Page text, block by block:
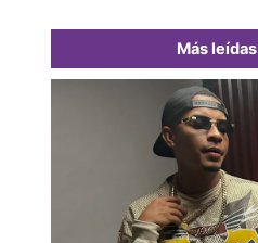
Más leídas